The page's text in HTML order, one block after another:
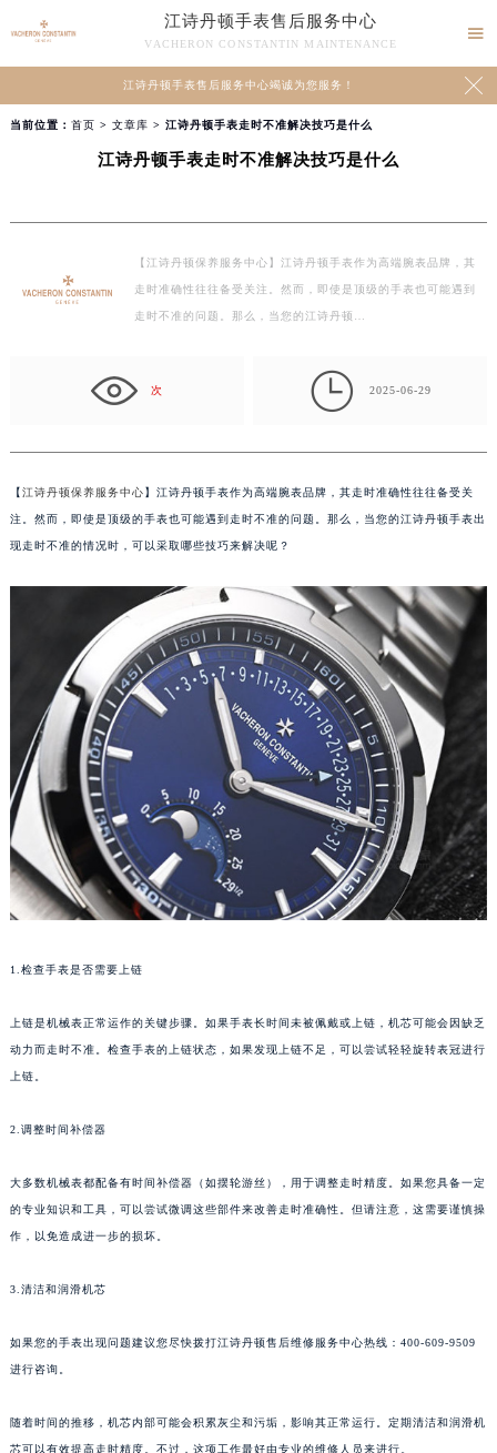
江诗丹顿手表售后服务中心
VACHERON CONSTANTIN MAINTENANCE

江诗丹顿手表售后服务中心竭诚为您服务！ 
当前位置： 首页 > 文章库 > 江诗丹顿手表走时不准解决技巧是什么
江诗丹顿手表走时不准解决技巧是什么
【江诗丹顿保养服务中心】江诗丹顿手表作为高端腕表品牌，其
走时准确性往往备受关注。然而，即使是顶级的手表也可能遇到
走时不准的问题。那么，当您的江诗丹顿…
次  2025-06-29
【江诗丹顿保养服务中心】江诗丹顿手表作为高端腕表品牌，其走时准确性往往备受关
注。然而，即使是顶级的手表也可能遇到走时不准的问题。那么，当您的江诗丹顿手表出
现走时不准的情况时，可以采取哪些技巧来解决呢？
1.检查手表是否需要上链
上链是机械表正常运作的关键步骤。如果手表长时间未被佩戴或上链，机芯可能会因缺乏
动力而走时不准。检查手表的上链状态，如果发现上链不足，可以尝试轻轻旋转表冠进行
上链。
2.调整时间补偿器
大多数机械表都配备有时间补偿器（如摆轮游丝），用于调整走时精度。如果您具备一定
的专业知识和工具，可以尝试微调这些部件来改善走时准确性。但请注意，这需要谨慎操
作，以免造成进一步的损坏。
3.清洁和润滑机芯
如果您的手表出现问题建议您尽快拨打江诗丹顿售后维修服务中心热线：400-609-9509
进行咨询。
随着时间的推移，机芯内部可能会积累灰尘和污垢，影响其正常运行。定期清洁和润滑机
芯可以有效提高走时精度。不过，这项工作最好由专业的维修人员来进行。